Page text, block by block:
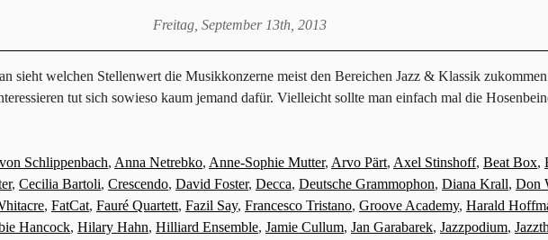
Freitag, September 13th, 2013
sieht welchen Stellenwert die Musikkonzerne meist den Bereichen Jazz & Klassik zukommen
tut sich sowieso kaum jemand dafür. Vielleicht sollte man einfach mal die
Schlippenbach, Anna Netrebko, Anne-Sophie Mutter, Arvo Pärt, Axel Stinshoff, Beat Box,
, Cecilia Bartoli, Crescendo, David Foster, Decca, Deutsche Grammophon, Diana Krall, Don
, FatCat, Fauré Quartett, Fazil Say, Francesco Tristano, Groove Academy, Harald
Hancock, Hilary Hahn, Hilliard Ensemble, Jamie Cullum, Jan Garabarek, Jazzpodium,